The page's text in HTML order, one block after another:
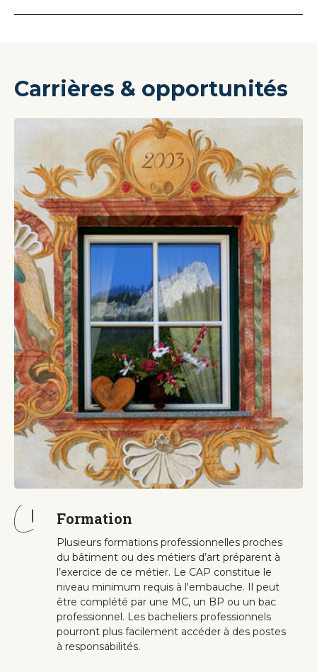
Carrières & opportunités
Formation
Plusieurs formations professionnelles proches
du bâtiment ou des métiers d’art préparent à
l’exercice de ce métier. Le CAP constitue le
niveau minimum requis à l'embauche. Il peut
être complété par une MC, un BP ou un bac
professionnel. Les bacheliers professionnels
pourront plus facilement accéder à des postes
à responsabilités.